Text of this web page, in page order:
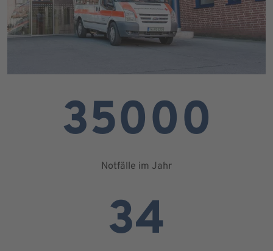
35000
Notfälle im Jahr
34